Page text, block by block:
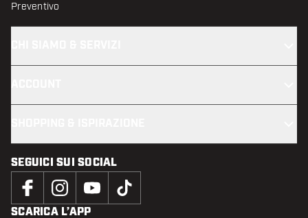
Preventivo
SEGUICI SUI SOCIAL
SCARICA L’APP